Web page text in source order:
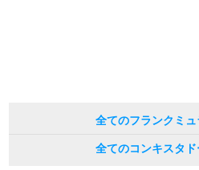
全てのフランクミ
全てのコンキスタ